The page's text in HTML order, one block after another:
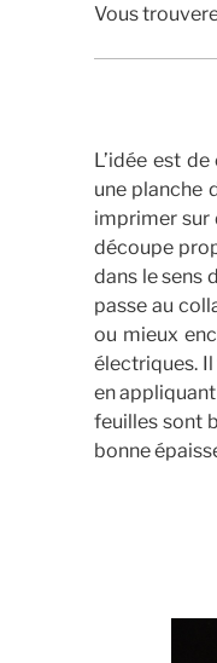
Vous
L’idée est
une planche
imprimer sur
découpe
dans le sens
passe au
ou mieux
électriques.
en
feuilles sont
bonne